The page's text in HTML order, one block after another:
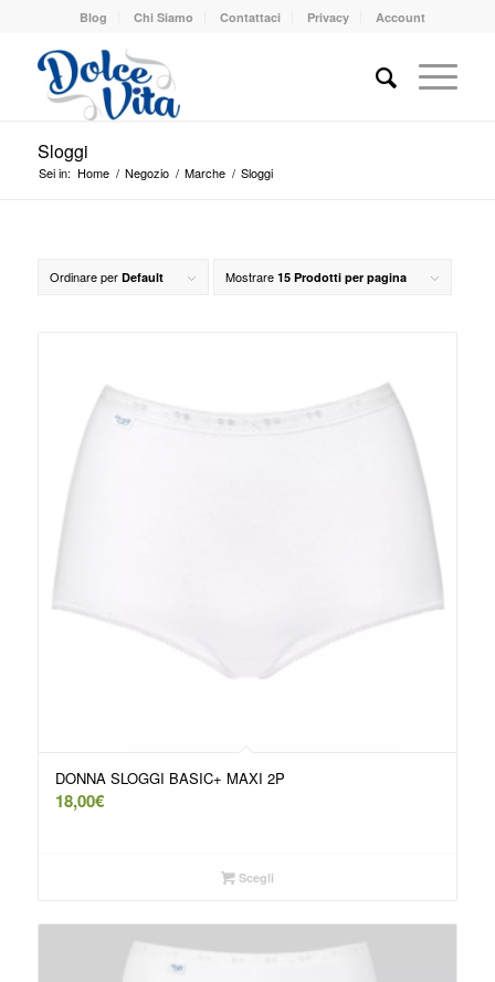
Blog Chi Siamo Contattaci Privacy Account
Sloggi
Sei in: Home / Negozio / Marche / Sloggi
Ordinare per Default Mostrare 15 Prodotti per pagina
DONNA SLOGGI BASIC+ MAXI 2P
18,00€
Scegli